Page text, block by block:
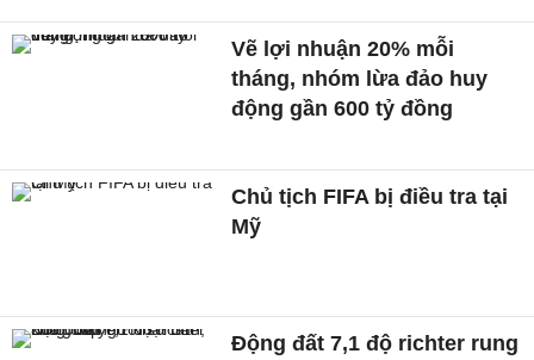
Vẽ lợi nhuận 20% mỗi
tháng, nhóm lừa đảo huy
động gần 600 tỷ đồng
Chủ tịch FIFA bị điều tra tại
Mỹ
Động đất 7,1 độ richter rung